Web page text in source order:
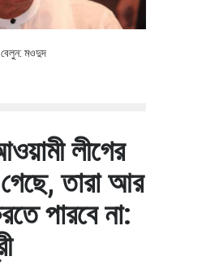
মওদুদ
লীগের
তারা আর
পারবে না: